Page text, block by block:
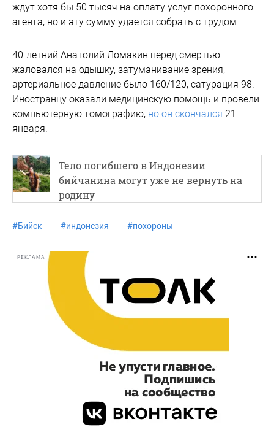
ждут хотя бы 50 тысяч на оплату услуг похоронного
агента, но и эту сумму удается собрать с трудом.
40-летний Анатолий Ломакин перед смертью
жаловался на одышку, затуманивание зрения,
артериальное давление было 160/120, сатурация 98.
Иностранцу оказали медицинскую помощь и провели
компьютерную томографию, но он скончался 21
января.
Тело погибшего в Индонезии
бийчанина могут уже не вернуть на
родину
#Бийск #индонезия #похороны
РЕКЛАМА